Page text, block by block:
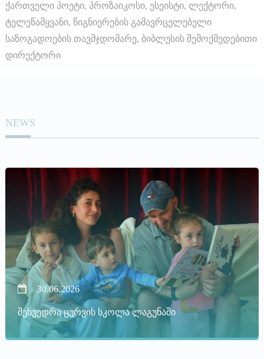
ქართველი პოეტი, პროზაიკოსი, ესეისტი, ლექტორი,
ტელეწამყვანი, წიგნიერების გამავრცელებელი
საზოგადოების თავმჯდომარე, ბიბლუსის შემოქმედებითი
დირექტორი
NEWS
30.06.2026
შეხვედრა ცურვის სკოლა ლაგუნაში